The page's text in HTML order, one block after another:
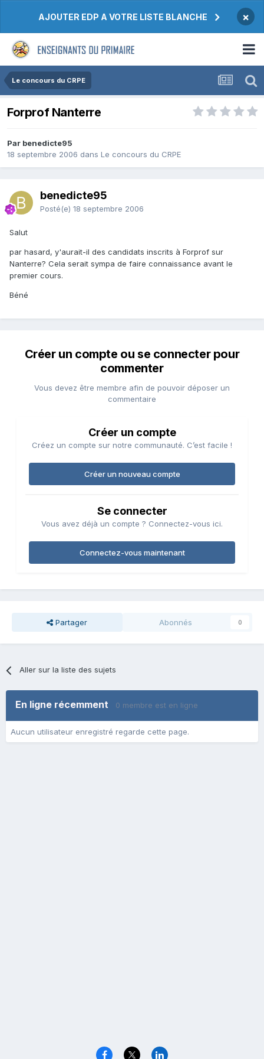
AJOUTER EDP A VOTRE LISTE BLANCHE ×
Le concours du CRPE
Forprof Nanterre
Par benedicte95
18 septembre 2006 dans Le concours du CRPE
benedicte95
Posté(e) 18 septembre 2006
Salut
par hasard, y'aurait-il des candidats inscrits à Forprof sur
Nanterre? Cela serait sympa de faire connaissance avant le
premier cours.
Béné
Créer un compte ou se connecter pour
commenter
Vous devez être membre afin de pouvoir déposer un
commentaire
Créer un compte
Créez un compte sur notre communauté. C’est facile !
Créer un nouveau compte
Se connecter
Vous avez déjà un compte ? Connectez-vous ici.
Connectez-vous maintenant
Partager Abonnés 0
Aller sur la liste des sujets
En ligne récemment 0 membre est en ligne
Aucun utilisateur enregistré regarde cette page.